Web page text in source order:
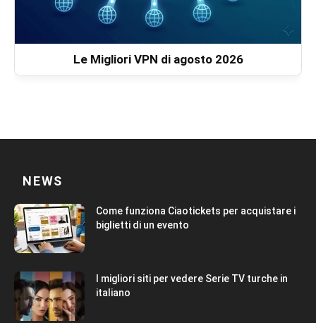
Le Migliori VPN di agosto 2026
NEWS
Come funziona Ciaotickets per acquistare i
biglietti di un evento
I migliori siti per vedere Serie TV turche in
italiano